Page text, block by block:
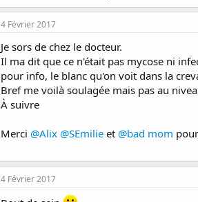
4 Février 2017
Je sors de chez le docteur.
Il ma dit que ce n'était pas mycose ni
pour info, le blanc qu'on voit dans la
Bref me voilà soulagée mais pas au
À suivre
Merci @Alix @SEmilie et @bad mom
4 Février 2017